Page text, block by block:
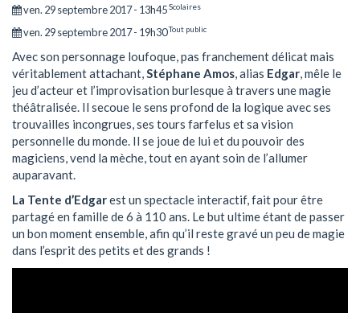
ven. 29 septembre 2017 - 13h45Scolaires
ven. 29 septembre 2017 - 19h30Tout public
Avec son personnage loufoque, pas franchement délicat mais
véritablement attachant, Stéphane Amos , alias Edgar , mêle le
jeu d’acteur et l’improvisation burlesque à travers une magie
théâtralisée. Il secoue le sens profond de la logique avec ses
trouvailles incongrues, ses tours farfelus et sa vision
personnelle du monde. Il se joue de lui et du pouvoir des
magiciens, vend la mèche, tout en ayant soin de l’allumer
auparavant.
La Tente d’Edgarest un spectacle interactif, fait pour être
partagé en famille de 6 à 110 ans. Le but ultime étant de passer
un bon moment ensemble, afin qu’il reste gravé un peu de magie
dans l’esprit des petits et des grands !